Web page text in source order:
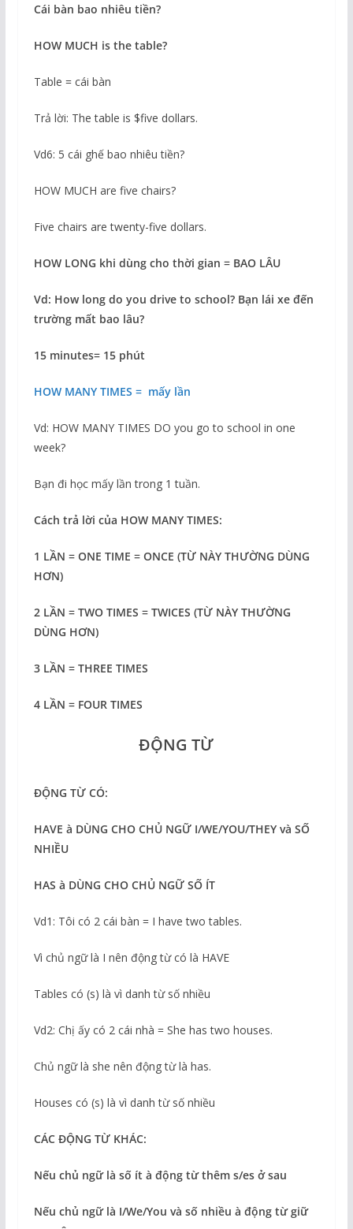
Cái bàn bao nhiêu tiền?
HOW MUCH is the table?
Table = cái bàn
Trả lời: The table is $five dollars.
Vd6: 5 cái ghế bao nhiêu tiền?
HOW MUCH are five chairs?
Five chairs are twenty-five dollars.
HOW LONG khi dùng cho thời gian = BAO LÂU
Vd: How long do you drive to school? Bạn lái xe đến
trường mất bao lâu?
15 minutes= 15 phút
HOW MANY TIMES = mấy lần
Vd: HOW MANY TIMES DO you go to school in one
week?
Bạn đi học mấy lần trong 1 tuần.
Cách trả lời của HOW MANY TIMES:
1 LẦN = ONE TIME = ONCE (TỪ NÀY THƯỜNG DÙNG
HƠN)
2 LẦN = TWO TIMES = TWICES (TỪ NÀY THƯỜNG
DÙNG HƠN)
3 LẦN = THREE TIMES
4 LẦN = FOUR TIMES
ĐỘNG TỪ
ĐỘNG TỪ CÓ:
HAVE à DÙNG CHO CHỦ NGỮ I/WE/YOU/THEY và SỐ
NHIỀU
HAS à DÙNG CHO CHỦ NGỮ SỐ ÍT
Vd1: Tôi có 2 cái bàn = I have two tables.
Vì chủ ngữ là I nên động từ có là HAVE
Tables có (s) là vì danh từ số nhiều
Vd2: Chị ấy có 2 cái nhà = She has two houses.
Chủ ngữ là she nên động từ là has.
Houses có (s) là vì danh từ số nhiều
CÁC ĐỘNG TỪ KHÁC:
Nếu chủ ngữ là số ít à động từ thêm s/es ở sau
Nếu chủ ngữ là I/We/You và số nhiều à động từ giữ